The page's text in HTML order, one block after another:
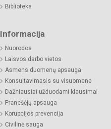
Biblioteka
Informacija
Nuorodos
Laisvos darbo vietos
Asmens duomenų apsauga
Konsultavimasis su visuomene
Dažniausiai užduodami klausimai
Pranešėjų apsauga
Korupcijos prevencija
Civilinė sauga